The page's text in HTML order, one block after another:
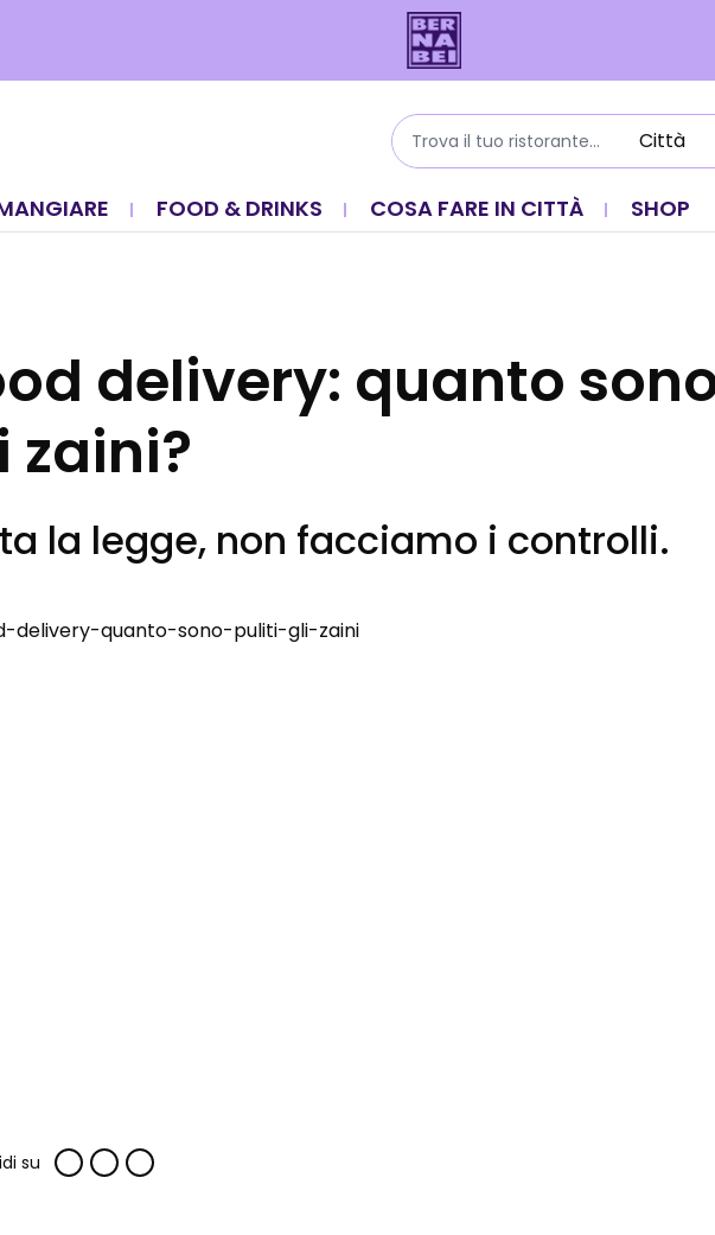
FOOD & DRINKS COSA FARE IN CITTÀ SHOP
delivery: quanto
zaini?
la legge, non facciamo i controlli.
su